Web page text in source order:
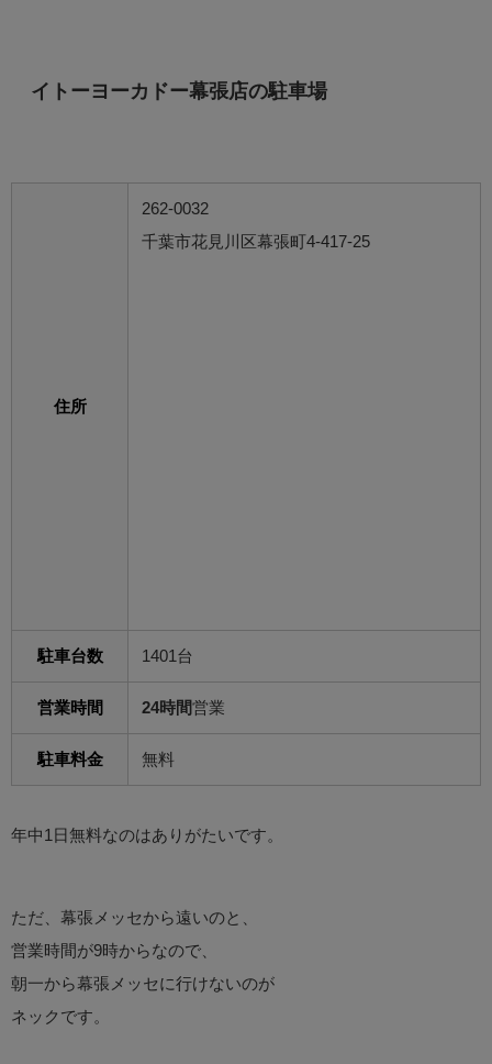
イトーヨーカドー幕張店の駐車場
住所
262-0032
千葉市花見川区幕張町4-417-25
駐車台数 1401台
営業時間 24時間営業
駐車料金 無料
年中1日無料なのはありがたいです。
ただ、幕張メッセから遠いのと、
営業時間が9時からなので、
朝一から幕張メッセに行けないのが
ネックです。